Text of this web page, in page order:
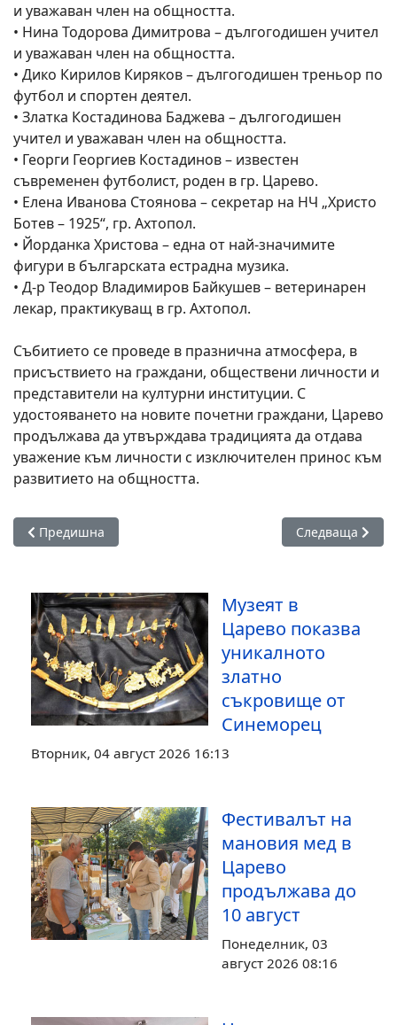
и уважаван член на общността.
• Нина Тодорова Димитрова – дългогодишен учител
и уважаван член на общността.
• Дико Кирилов Киряков – дългогодишен треньор по
футбол и спортен деятел.
• Златка Костадинова Баджева – дългогодишен
учител и уважаван член на общността.
• Георги Георгиев Костадинов – известен
съвременен футболист, роден в гр. Царево.
• Елена Иванова Стоянова – секретар на НЧ „Христо
Ботев – 1925“, гр. Ахтопол.
• Йорданка Христова – една от най-значимите
фигури в българската естрадна музика.
• Д-р Теодор Владимиров Байкушев – ветеринарен
лекар, практикуващ в гр. Ахтопол.
Събитието се проведе в празнична атмосфера, в
присъствието на граждани, обществени личности и
представители на културни институции. С
удостояването на новите почетни граждани, Царево
продължава да утвърждава традицията да отдава
уважение към личности с изключителен принос към
развитието на общността.
Предишна статия: Сигнал“ постави впечатляващ финал
Предишна Следваща
Следваща
Музеят в
Царево показва
уникалното
златно
съкровище от
Синеморец
Вторник, 04 август 2026 16:13
Фестивалът на
мановия мед в
Царево
продължава до
10 август
Понеделник, 03
август 2026 08:16